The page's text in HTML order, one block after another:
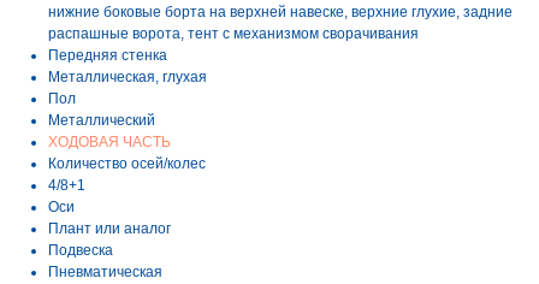
нижние боковые борта на верхней навеске, верхние глухие, задние
распашные ворота, тент с механизмом сворачивания
Передняя стенка
Металлическая, глухая
Пол
Металлический
ХОДОВАЯ ЧАСТЬ
Количество осей/колес
4/8+1
Оси
Плант или аналог
Подвеска
Пневматическая